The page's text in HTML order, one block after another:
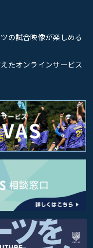
の試合映像が楽しめる
たオンラインサービス